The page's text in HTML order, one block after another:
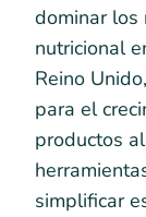
dominar
nutricional
Reino
para el
productos
simplificar